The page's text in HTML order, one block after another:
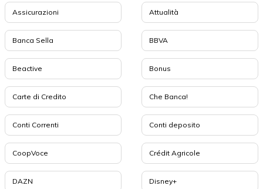
Assicurazioni Attualità
Banca Sella BBVA
Beactive Bonus
Carte di Credito Che Banca!
Conti Correnti Conti deposito
CoopVoce Crédit Agricole
DAZN Disney+